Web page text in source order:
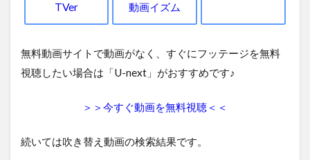
TVer 動画イズム
無料動画サイトで動画がなく、すぐにフッテージを無料
視聴したい場合は「U-next」がおすすめです♪
＞＞今すぐ動画を無料視聴＜＜
続いては吹き替え動画の検索結果です。